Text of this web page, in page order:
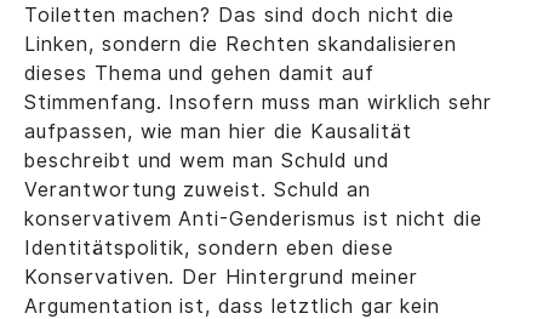
Toiletten machen? Das sind doch nicht die
Linken, sondern die Rechten skandalisieren
dieses Thema und gehen damit auf
Stimmenfang. Insofern muss man wirklich sehr
aufpassen, wie man hier die Kausalität
beschreibt und wem man Schuld und
Verantwortung zuweist. Schuld an
konservativem Anti-Genderismus ist nicht die
Identitätspolitik, sondern eben diese
Konservativen. Der Hintergrund meiner
Argumentation ist, dass letztlich gar kein